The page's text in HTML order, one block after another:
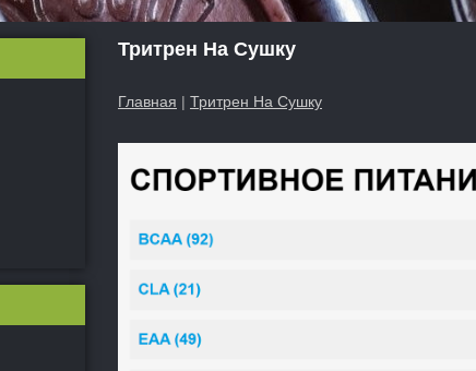
Тритрен На Сушку
Главная | Тритрен На Сушку